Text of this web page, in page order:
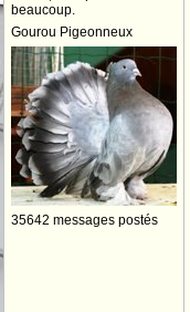
beaucoup.
Gourou Pigeonneux
35642 messages postés